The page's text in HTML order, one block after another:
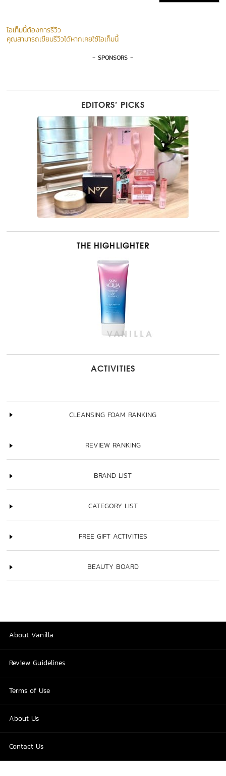
ไอเท็มนี้ต้องการรีวิว
คุณสามารถเขียนรีวิวได้หากเคยใช้ไอเท็มนี้
- SPONSORS -
EDITORS’ PICKS
THE HIGHLIGHTER
ACTIVITIES
CLEANSING FOAM RANKING
REVIEW RANKING
BRAND LIST
CATEGORY LIST
FREE GIFT ACTIVITIES
BEAUTY BOARD
About Vanilla
Review Guidelines
Terms of Use
About Us
Contact Us